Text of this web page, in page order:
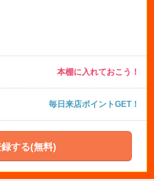
本棚に入れておこう！
毎日来店ポイントGET！
する(無料)